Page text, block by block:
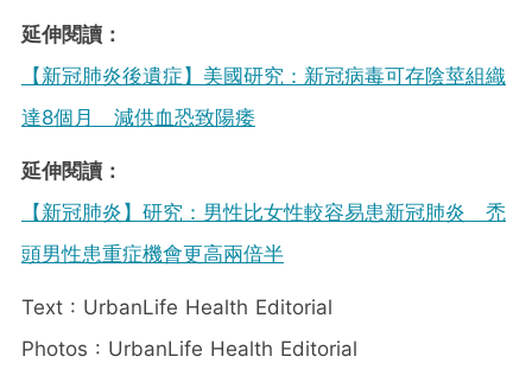
延伸閱讀：
【新冠肺炎後遺症】美國研究：新冠病毒可存陰莖組織
達8個月 減供血恐致陽痿
延伸閱讀：
【新冠肺炎】研究：男性比女性較容易患新冠肺炎 禿
頭男性患重症機會更高兩倍半
Text : UrbanLife Health Editorial
Photos : UrbanLife Health Editorial